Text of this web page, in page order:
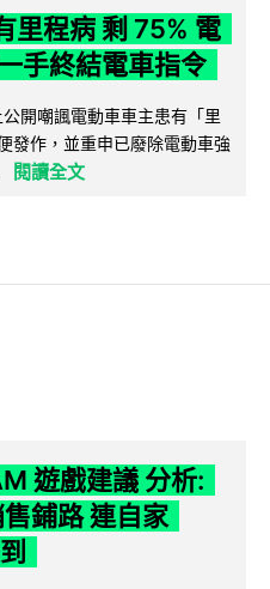
里程病 剩 75% 電
手終結電車指令
開嘲諷電動車車主患有「里
發作，並重申已廢除電動車強
閱讀全文
遊戲建議 分析:
鋪路 連自家